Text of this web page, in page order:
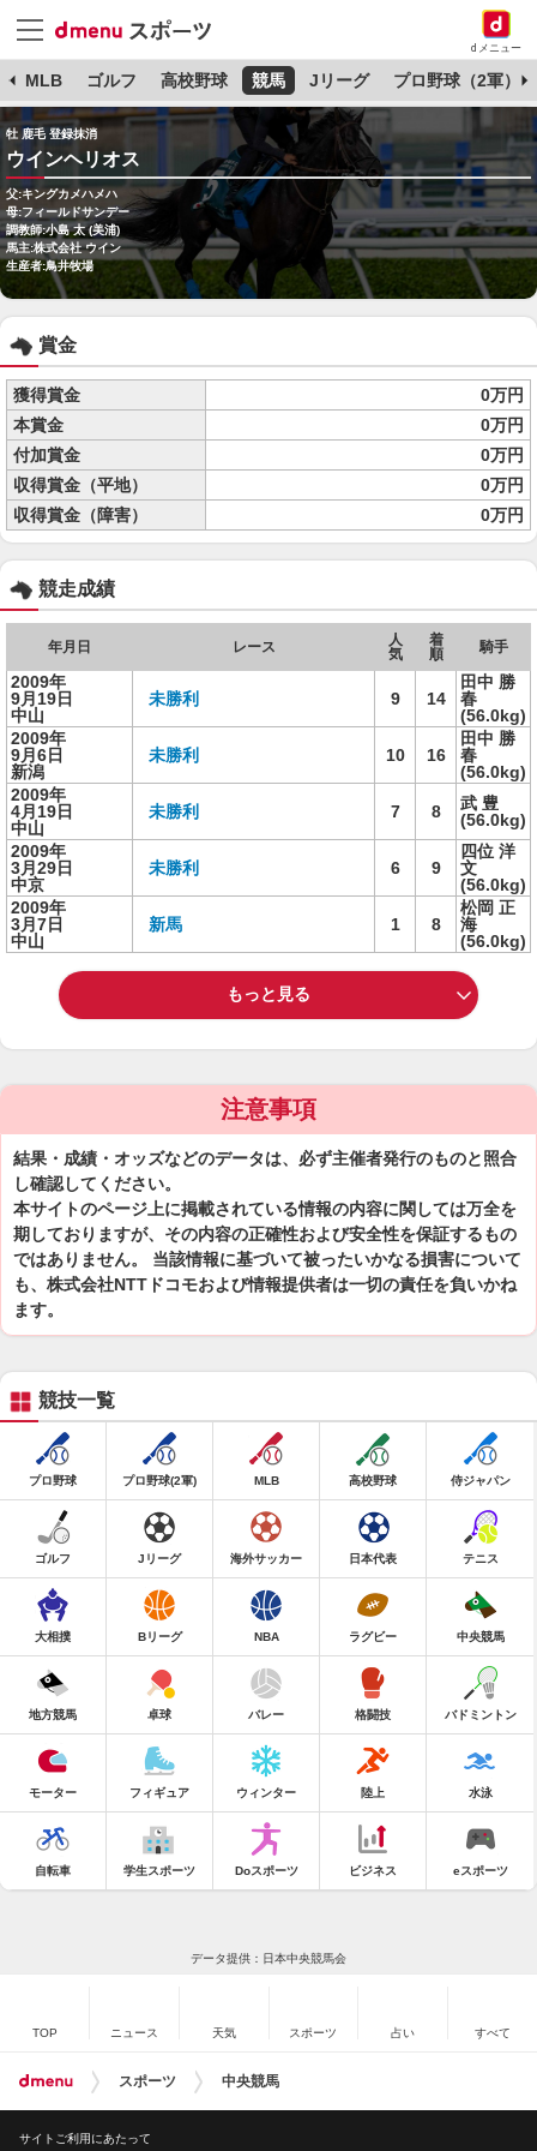
dメニュー
MLB ゴルフ 高校野球 競馬 Jリーグ プロ野球（2軍）
牡 鹿毛 登録抹消
ウインヘリオス
父:キングカメハメハ
母:フィールドサンデー
調教師:小島 太 (美浦)
馬主:株式会社 ウイン
生産者:鳥井牧場
賞金
獲得賞金
0万円
本賞金
0万円
付加賞金
0万円
収得賞金（平地）
0万円
収得賞金（障害）
0万円
競走成績
年月日 レース
人
気
着
順
騎手
2009年
9月19日
中山
未勝利 9 14
田中 勝
春
(56.0kg)
2009年
9月6日
新潟
未勝利 10 16
田中 勝
春
(56.0kg)
2009年
4月19日
中山
未勝利 7 8
武 豊
(56.0kg)
2009年
3月29日
中京
未勝利 6 9
四位 洋
文
(56.0kg)
2009年
3月7日
中山
新馬 1 8
松岡 正
海
(56.0kg)
もっと見る
注意事項
結果・成績・オッズなどのデータは、必ず主催者発行のものと照合
し確認してください。
本サイトのページ上に掲載されている情報の内容に関しては万全を
期しておりますが、その内容の正確性および安全性を保証するもの
ではありません。 当該情報に基づいて被ったいかなる損害について
も、株式会社NTTドコモおよび情報提供者は一切の責任を負いかね
ます。
競技一覧
プロ野球 プロ野球(2軍) MLB 高校野球 侍ジャパン
ゴルフ Jリーグ 海外サッカー 日本代表 テニス
大相撲 Bリーグ NBA ラグビー 中央競馬
地方競馬 卓球 バレー 格闘技 バドミントン
モーター フィギュア ウィンター 陸上 水泳
自転車 学生スポーツ Doスポーツ ビジネス eスポーツ
データ提供：日本中央競馬会
TOP ニュース 天気 スポーツ 占い すべて
スポーツ 中央競馬
サイトご利用にあたって